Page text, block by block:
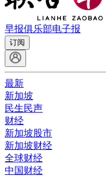
早报俱乐部电子报
订阅
最新
新加坡
民生民声
财经
新加坡股市
新加坡财经
全球财经
中国财经